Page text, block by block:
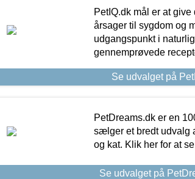
PetIQ.dk mål er at
årsager til sygdom og
udgangspunkt i
gennemprøvede
Se udvalget på
PetDreams.dk er en
sælger et bredt udvalg
og kat. Klik her for at
Se udvalget på